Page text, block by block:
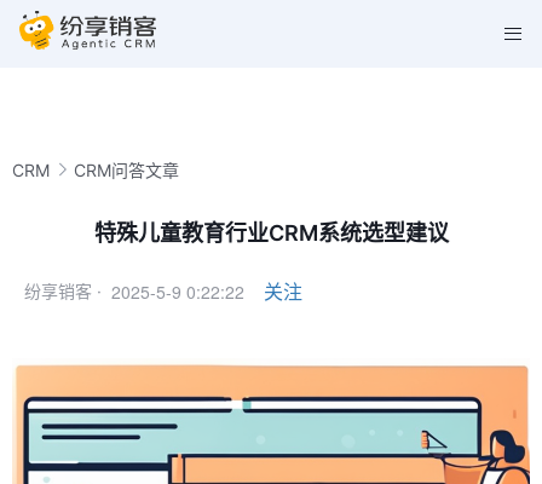
CRM CRM问答文章
特殊儿童教育行业CRM系统选型建议
纷享销客 · 2025-5-9 0:22:22 关注